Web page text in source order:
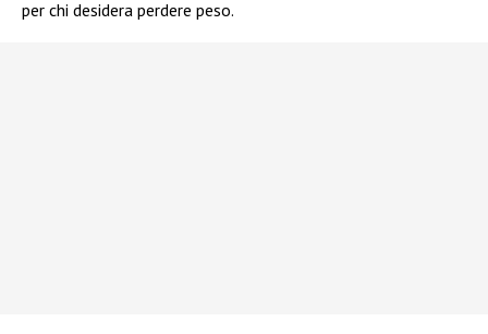
per chi desidera perdere peso.